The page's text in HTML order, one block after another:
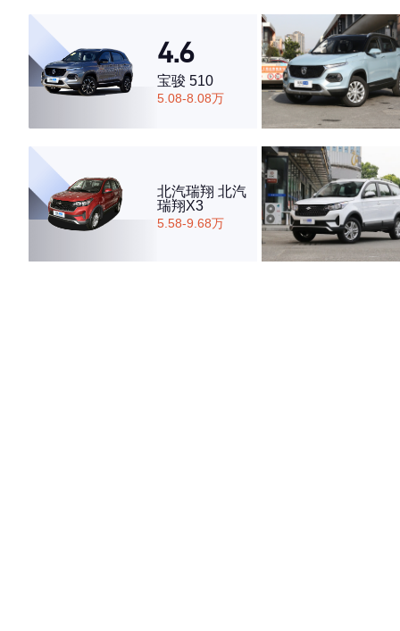
·外观表现一般，低于75%同级车
·内饰表现一般，低于56%同级车
·空间表现一般，低于62%同级车
4.6
宝骏 510
5.08-8.08万
北汽瑞翔 北汽
瑞翔X3
5.58-9.68万